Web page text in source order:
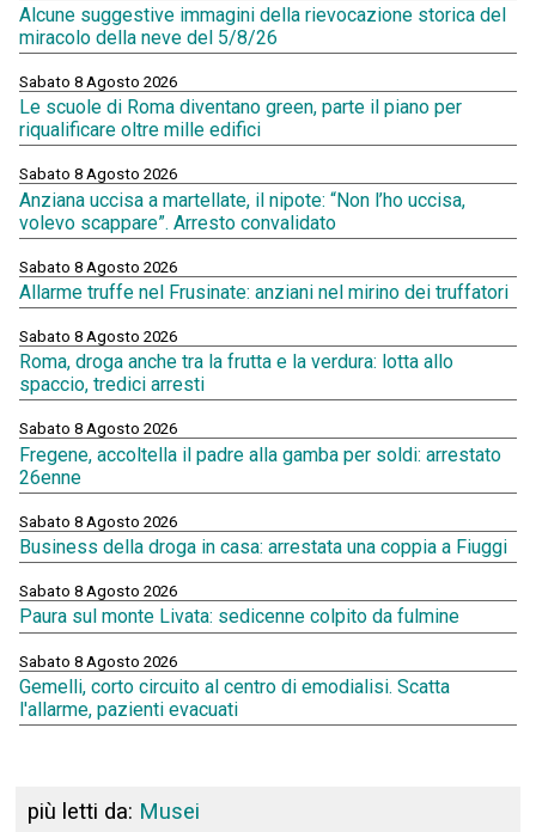
Alcune suggestive immagini della rievocazione storica del
miracolo della neve del 5/8/26
Sabato 8 Agosto 2026
Le scuole di Roma diventano green, parte il piano per
riqualificare oltre mille edifici
Sabato 8 Agosto 2026
Anziana uccisa a martellate, il nipote: “Non l’ho uccisa,
volevo scappare”. Arresto convalidato
Sabato 8 Agosto 2026
Allarme truffe nel Frusinate: anziani nel mirino dei truffatori
Sabato 8 Agosto 2026
Roma, droga anche tra la frutta e la verdura: lotta allo
spaccio, tredici arresti
Sabato 8 Agosto 2026
Fregene, accoltella il padre alla gamba per soldi: arrestato
26enne
Sabato 8 Agosto 2026
Business della droga in casa: arrestata una coppia a Fiuggi
Sabato 8 Agosto 2026
Paura sul monte Livata: sedicenne colpito da fulmine
Sabato 8 Agosto 2026
Gemelli, corto circuito al centro di emodialisi. Scatta
l'allarme, pazienti evacuati
più letti da: Musei